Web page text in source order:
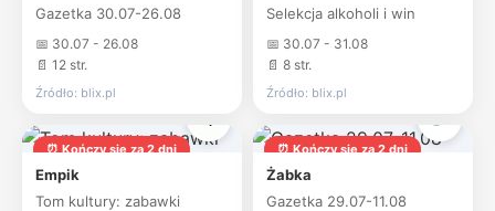
Gazetka 30.07-26.08
📅 30.07 - 26.08
📄 12 str.
Źródło: blix.pl
Selekcja alkoholi i win
📅 30.07 - 31.08
📄 8 str.
Źródło: blix.pl
⏰ Kończy się za 2 dni
Empik
Tom kultury: zabawki
⏰ Kończy się za 2 dni
Żabka
Gazetka 29.07-11.08